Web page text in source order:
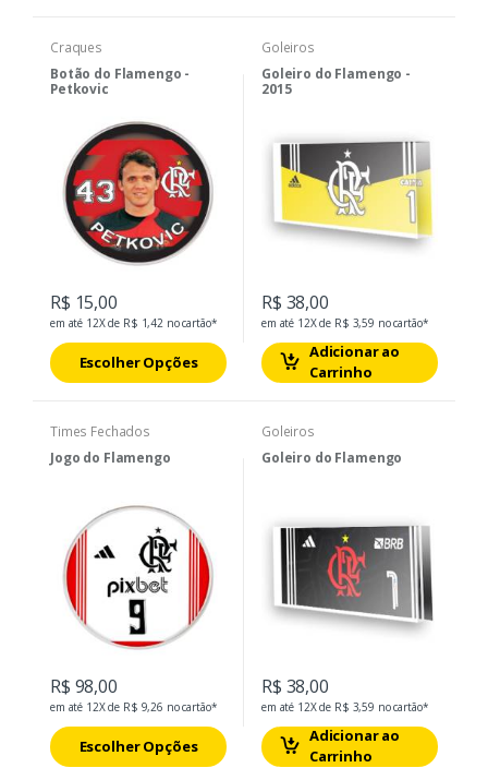
Craques
Botão do Flamengo -
Petkovic
R$ 15,00
em até 12X de R$ 1,42 no cartão*
Escolher Opções
Goleiros
Goleiro do Flamengo -
2015
R$ 38,00
em até 12X de R$ 3,59 no cartão*
Adicionar ao
Carrinho
Times Fechados
Jogo do Flamengo
R$ 98,00
em até 12X de R$ 9,26 no cartão*
Escolher Opções
Goleiros
Goleiro do Flamengo
R$ 38,00
em até 12X de R$ 3,59 no cartão*
Adicionar ao
Carrinho